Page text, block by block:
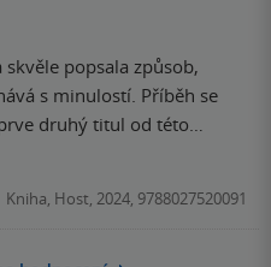
popsala způsob,
s minulostí. Příběh se
druhý titul od této
si ráda přečtu i
Kniha, Host, 2024, 9788027520091